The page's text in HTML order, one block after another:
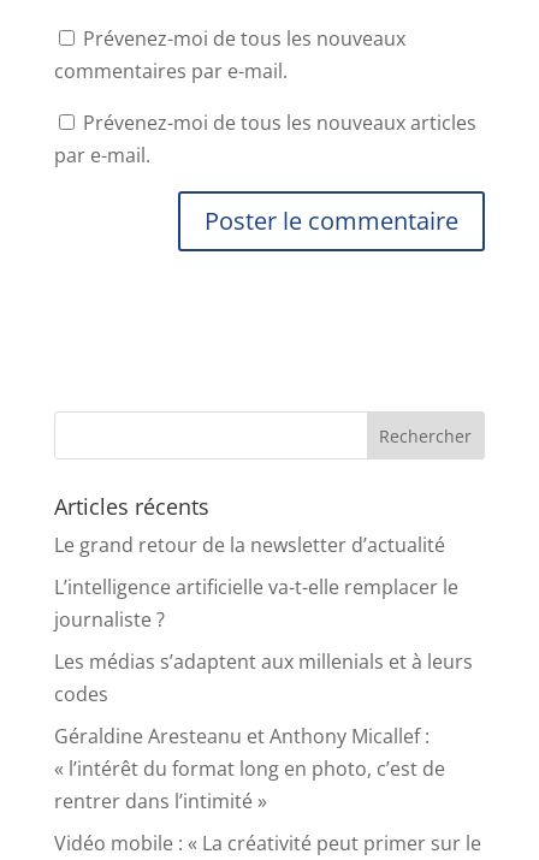
Prévenez-moi de tous les nouveaux
commentaires par e-mail.
Prévenez-moi de tous les nouveaux articles
par e-mail.
Articles récents
Le grand retour de la newsletter d’actualité
L’intelligence artificielle va-t-elle remplacer le
journaliste ?
Les médias s’adaptent aux millenials et à leurs
codes
Géraldine Aresteanu et Anthony Micallef :
« l’intérêt du format long en photo, c’est de
rentrer dans l’intimité »
Vidéo mobile : « La créativité peut primer sur le